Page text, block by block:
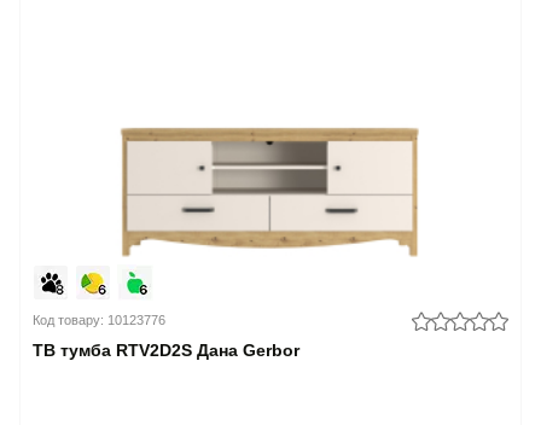
Код товару: 10123776
ТВ тумба RTV2D2S Дана Gerbor